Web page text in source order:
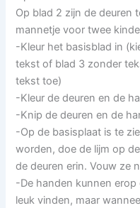
Op blad 2 zijn de deuren
mannetje voor twee
-Kleur het basisblad in
tekst of blad 3 zonder
tekst toe)
-Kleur de deuren en de
-Knip de deuren en de
-Op de basisplaat is te
worden, doe de lijm op
de deuren erin. Vouw ze
-De handen kunnen
leuk vinden, maar